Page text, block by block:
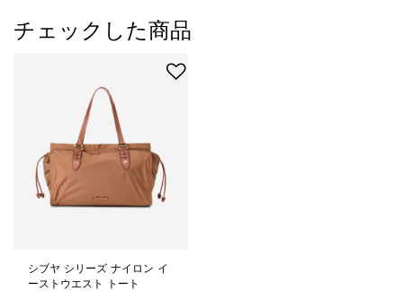
チェックした商品
シブヤ シリーズ ナイロン イ
ーストウエスト トート